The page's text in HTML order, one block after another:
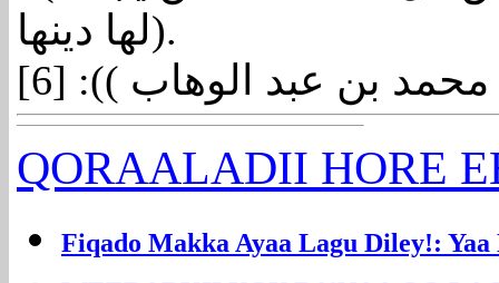
لها دينها).
بن عبد الوهاب )): [6]
QORAALADII HORE
Fiqado Makka Ayaa Lagu Diley!: